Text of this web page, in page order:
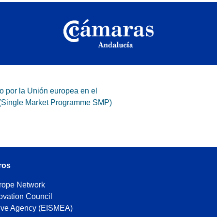
por la Unión europea en el
Market Programme SMP)
Network
Council
Agency (EISMEA)